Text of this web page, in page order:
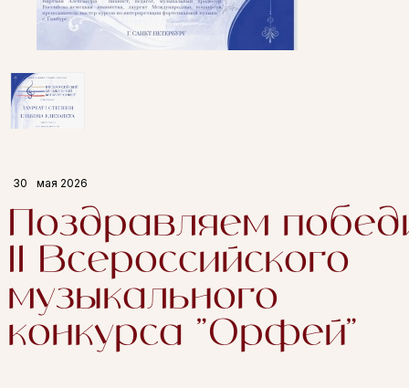
30 мая 2026
Поздравляем
II Всероссийского
музыкального
конкурса "Орфей"